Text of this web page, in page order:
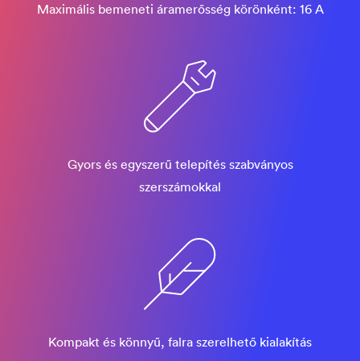
Maximális bemeneti áramerősség körönként: 16 A
Gyors és egyszerű telepítés szabványos
szerszámokkal
Kompakt és könnyű, falra szerelhető kialakítás